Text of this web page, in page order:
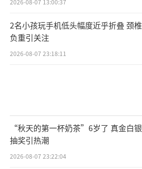
2026-08-07 13:00:37
2名小孩玩手机低头幅度近乎折叠 颈椎
负重引关注
2026-08-07 23:18:11
“秋天的第一杯奶茶”6岁了 真金白银
抽奖引热潮
2026-08-07 23:22:04